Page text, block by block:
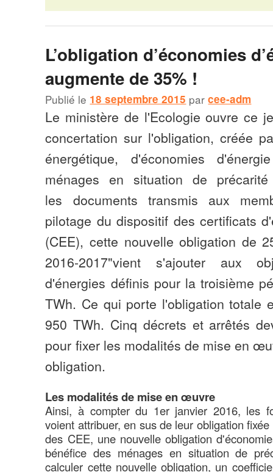
L’obligation d’économies
augmente de 35% !
Publié le 18 septembre 2015 parcee-adm
Le ministère de l'Ecologie ouvre ce
concertation sur l'obligation, créée
énergétique, d'économies
ménages en situation de
les documents transmis aux
pilotage du dispositif des certificats
(CEE), cette nouvelle obligation de
2016-2017"vient s'ajouter aux
d'énergies définis pour la troisième
TWh. Ce qui porte l'obligation totale
950 TWh. Cinq décrets et arrêtés
pour fixer les modalités de mise en
obligation.
Les modalités de mise en œuvre
Ainsi, à compter du 1er janvier 2016, les
voient attribuer, en sus de leur obligation
des CEE, une nouvelle obligation
bénéfice des ménages en situation de
calculer cette nouvelle obligation, un